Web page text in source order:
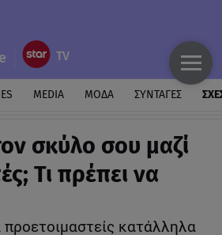
MEDIA ΜΟΔΑ ΣΥΝΤΑΓΕΣ
σκύλο σου μαζί
Τι πρέπει να
προετοιμαστείς κατάλληλα